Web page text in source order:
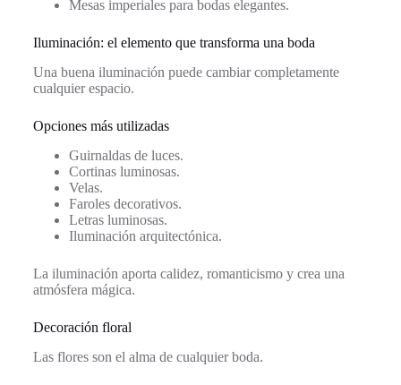
Mesas imperiales para bodas elegantes.
Iluminación: el elemento que transforma una boda
Una buena iluminación puede cambiar completamente
cualquier espacio.
Opciones más utilizadas
Guirnaldas de luces.
Cortinas luminosas.
Velas.
Faroles decorativos.
Letras luminosas.
Iluminación arquitectónica.
La iluminación aporta calidez, romanticismo y crea una
atmósfera mágica.
Decoración floral
Las flores son el alma de cualquier boda.